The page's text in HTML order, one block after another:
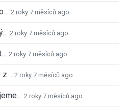
2 roky 7 měsíců ago
2 roky 7 měsíců ago
2 roky 7 měsíců ago
z… 2 roky 7 měsíců ago
2 roky 7 měsíců ago